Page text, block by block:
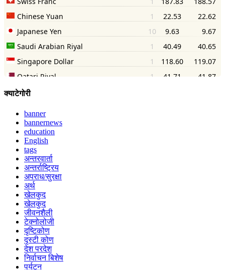
क्याटेगोरी
banner
bannernews
education
English
tags
अन्तरवार्ता
अन्तर्राष्ट्रिय
अपराध/सुरक्षा
अर्थ
खेलकुद
खेलकुद
जीवनशैली
टेक्नोलोजी
दृष्टिकोण
दृस्टी कोण
देश परदेश
निर्वाचन बिशेष
पर्यटन